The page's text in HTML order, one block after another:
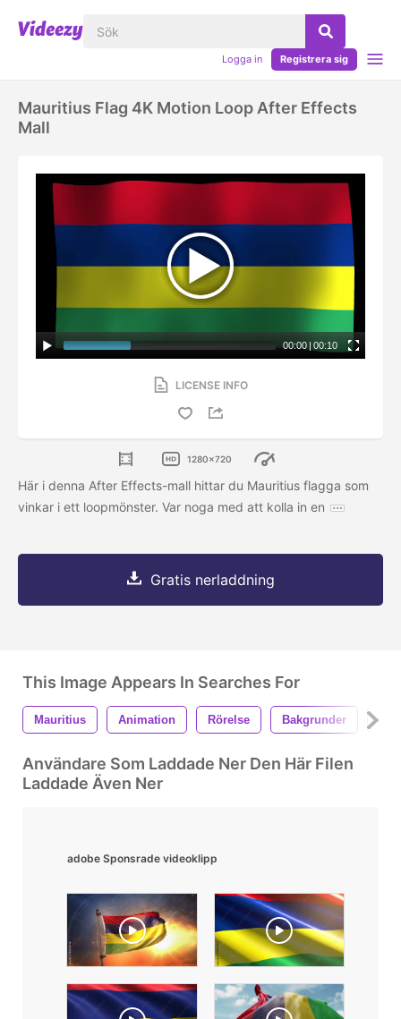
Logga in Registrera sig
Mauritius Flag 4K Motion Loop After Effects
Mall
00:00 | 00:10
LICENSE INFO
1280x720
Här i denna After Effects-mall hittar du Mauritius flagga som
vinkar i ett loopmönster. Var noga med att kolla in en
Gratis nerladdning
This Image Appears In Searches For
Mauritius Animation Rörelse Bakgrunder
Användare Som Laddade Ner Den Här Filen
Laddade Även Ner
adobe Sponsrade videoklipp